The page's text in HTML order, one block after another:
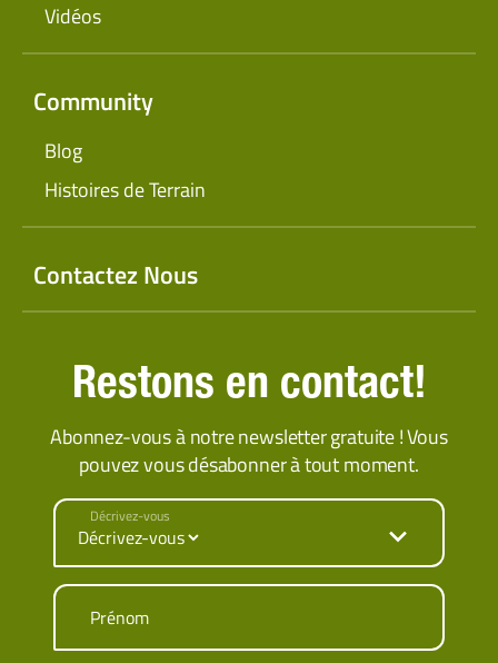
Vidéos
Community
Blog
Histoires de Terrain
Contactez Nous
Restons en contact!
Abonnez-vous à notre newsletter gratuite ! Vous
pouvez vous désabonner à tout moment.
Décrivez-vous
Prénom